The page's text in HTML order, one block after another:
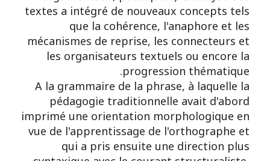
textes a intégré de nouveaux concepts tels
que la cohérence, l'anaphore et les
mécanismes de reprise, les connecteurs et
les organisateurs textuels ou encore la
progression thématique.
A la grammaire de la phrase, à laquelle la
pédagogie traditionnelle avait d'abord
imprimé une orientation morphologique en
vue de l'apprentissage de l'orthographe et
qui a pris ensuite une direction plus